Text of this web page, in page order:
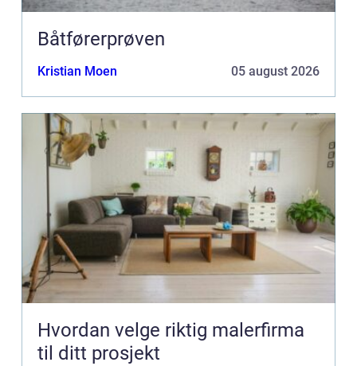
Båtførerprøven
Kristian Moen 05 august 2026
Hvordan velge riktig malerfirma
til ditt prosjekt